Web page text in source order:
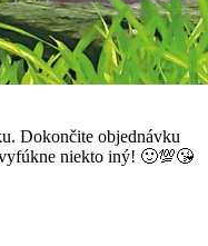
Dokončite objednávku
niekto iný! 🙂💯😘